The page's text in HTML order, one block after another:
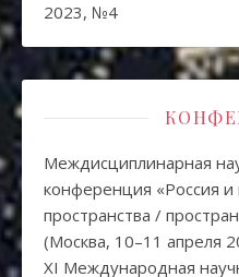
2023, №4
Междисциплинарная
конференция «Россия
пространства /
(Москва, 10–11 апреля
XI Международная